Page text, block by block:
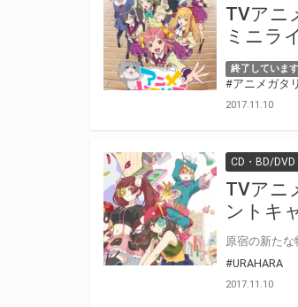
TVアニ
ミニラ
終了しています
#アニメガタ
2017.11.10
CD・BD/DVD
TVアニ
ントキ
#URAHARA
2017.11.10